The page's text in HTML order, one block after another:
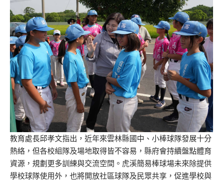
教育處長邱孝文指出，近年來雲林縣國中、小棒球隊發展十分
熱絡，但各校組隊及場地取得皆不容易，縣府會持續盤點體育
資源，規劃更多訓練與交流空間。虎溪簡易棒球場未來除提供
學校球隊使用外，也將開放社區球隊及民眾共享，促進學校與